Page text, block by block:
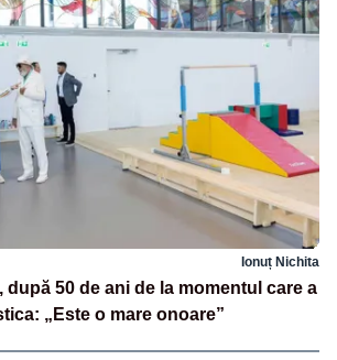
Ionuț Nichita
după 50 de ani de la momentul care a
„Este o mare onoare”